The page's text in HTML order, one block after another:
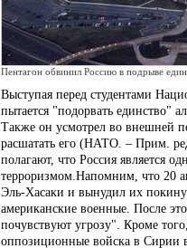
Пентагон обвинил Россию в подрыве
Выступая перед студентами
пытается "подорвать
Также он усмотрел во внешней
расшатать его (НАТО. – Прим.
полагают, что Россия является
терроризмом.Напомним, что 20
Эль-Хасаки и вынудил их
американские военные. После
почувствуют угрозу". Кроме
оппозиционные войска в Сирии